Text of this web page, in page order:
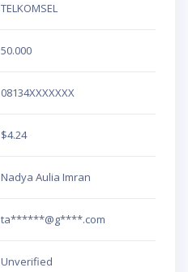
TELKOMSEL
50.000
08134XXXXXXX
$4.24
Nadya Aulia Imran
ta******@g****.com
Unverified